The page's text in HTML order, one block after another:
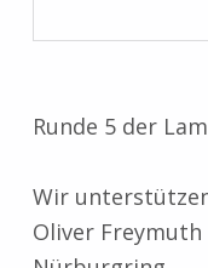
Runde 5 der
Wir
Oliver